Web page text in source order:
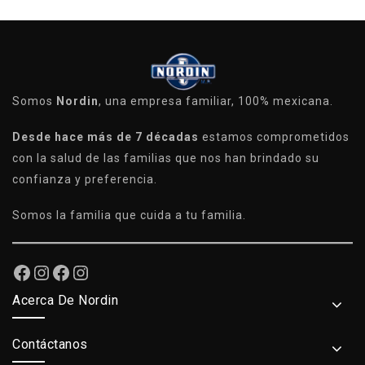
Somos Nordin, una empresa familiar, 100% mexicana.
Desde hace más de 7 décadas estamos comprometidos
con la salud de las familias que nos han brindado su
confianza y preferencia.
Somos la familia que cuida a tu familia.
Acerca De Nordin
Contáctanos